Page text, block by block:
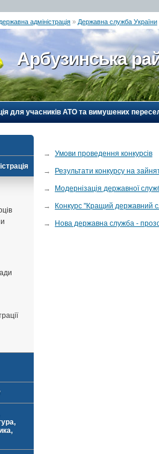
адміністрація » Державна служба України
Арбузинська
для учасників АТО та вимушених
→ Умови проведення конкурсів
→ Результати конкурсу на
→ Модернізація державної
→ Конкурс "Кращий державний
→ Нова державна служба -